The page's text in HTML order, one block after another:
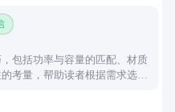
包括功率与容量的匹配、材质
考量，帮助读者根据需求选择